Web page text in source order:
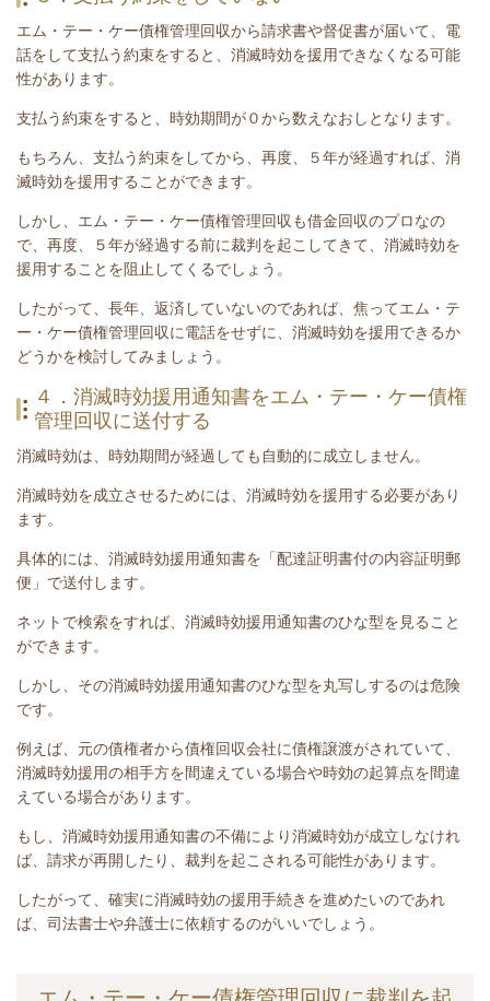
エム・テー・ケー債権管理回収から請求書や督促書が届いて、電
話をして支払う約束をすると、消滅時効を援用できなくなる可能
性があります。
支払う約束をすると、時効期間が０から数えなおしとなります。
もちろん、支払う約束をしてから、再度、５年が経過すれば、消
滅時効を援用することができます。
しかし、エム・テー・ケー債権管理回収も借金回収のプロなの
で、再度、５年が経過する前に裁判を起こしてきて、消滅時効を
援用することを阻止してくるでしょう。
したがって、長年、返済していないのであれば、焦ってエム・テ
ー・ケー債権管理回収に電話をせずに、消滅時効を援用できるか
どうかを検討してみましょう。
４．消滅時効援用通知書をエム・テー・ケー債権
管理回収に送付する
消滅時効は、時効期間が経過しても自動的に成立しません。
消滅時効を成立させるためには、消滅時効を援用する必要があり
ます。
具体的には、消滅時効援用通知書を「配達証明書付の内容証明郵
便」で送付します。
ネットで検索をすれば、消滅時効援用通知書のひな型を見ること
ができます。
しかし、その消滅時効援用通知書のひな型を丸写しするのは危険
です。
例えば、元の債権者から債権回収会社に債権譲渡がされていて、
消滅時効援用の相手方を間違えている場合や時効の起算点を間違
えている場合があります。
もし、消滅時効援用通知書の不備により消滅時効が成立しなけれ
ば、請求が再開したり、裁判を起こされる可能性があります。
したがって、確実に消滅時効の援用手続きを進めたいのであれ
ば、司法書士や弁護士に依頼するのがいいでしょう。